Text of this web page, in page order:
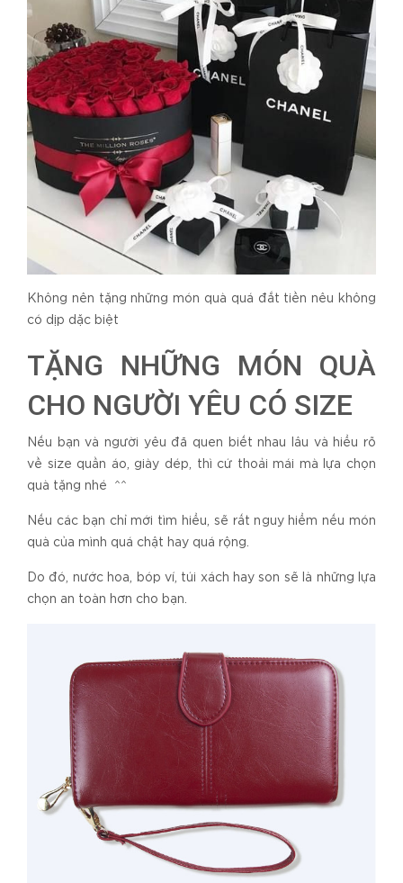
Không nên tặng những món quà quá đắt tiền nêu không
có dịp dặc biệt
TẶNG NHỮNG MÓN QUÀ
CHO NGƯỜI YÊU CÓ SIZE
Nếu bạn và người yêu đã quen biết nhau lâu và hiểu rõ
về size quần áo, giày dép, thì cứ thoải mái mà lựa chọn
quà tặng nhé ^^
Nếu các bạn chỉ mới tìm hiểu, sẽ rất nguy hiểm nếu món
quà của mình quá chật hay quá rộng.
Do đó, nước hoa, bóp ví, túi xách hay son sẽ là những lựa
chọn an toàn hơn cho bạn.